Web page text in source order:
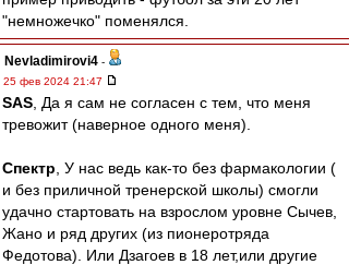
"немножечко" поменялся.
Nevladimirovi4 -
25 фев 2024 21:47
SAS , Да я сам не согласен с тем, что меня
тревожит (наверное одного меня).
Спектр , У нас ведь как-то без фармакологии (
и без приличной тренерской школы) смогли
удачно стартовать на взрослом уровне Сычев,
Жано и ряд других (из пионеротряда
Федотова). Или Дзагоев в 18 лет,или другие